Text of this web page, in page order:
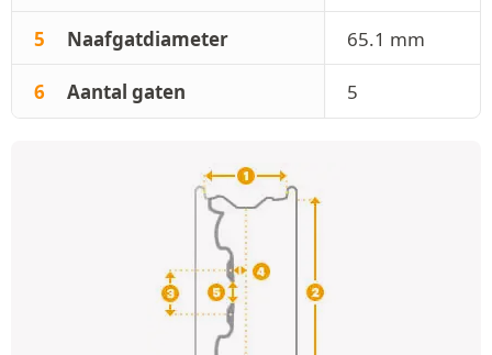
5 Naafgatdiameter 65.1 mm
6 Aantal gaten 5